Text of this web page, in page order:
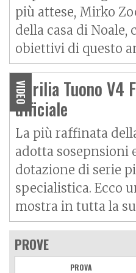
più attese, Mirko
della casa di Noale,
obiettivi di questo
VIDEO
Aprilia Tuono V4
ufficiale
La più raffinata
adotta sosepnsioni
dotazione di serie
specialistica. Ecco
mostra in tutta la
PROVE
PROVA